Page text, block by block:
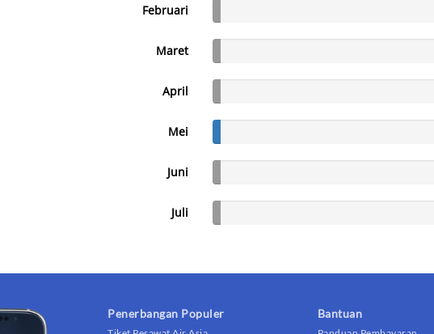
Februari
Maret
April
Mei
Juni
Juli
Penerbangan Populer Bantuan